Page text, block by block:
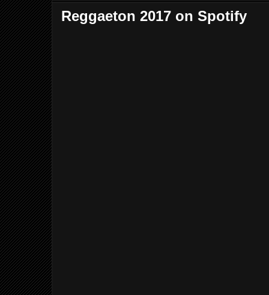
Reggaeton 2017 on Spotify